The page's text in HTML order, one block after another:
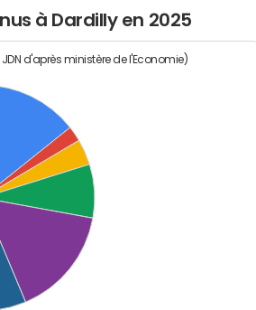
à Dardilly en 2025
d'après ministère de l'Economie)